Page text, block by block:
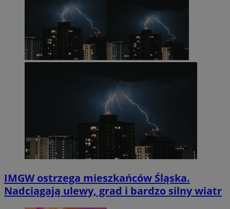
IMGW ostrzega mieszkańców Śląska.
Nadciągają ulewy, grad i bardzo silny wiatr